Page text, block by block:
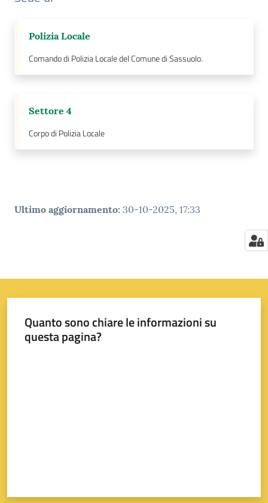
Polizia Locale
Comando di Polizia Locale del Comune di Sassuolo.
Settore 4
Corpo di Polizia Locale
Ultimo aggiornamento: 30-10-2025, 17:33
Quanto sono chiare le informazioni su
questa pagina?